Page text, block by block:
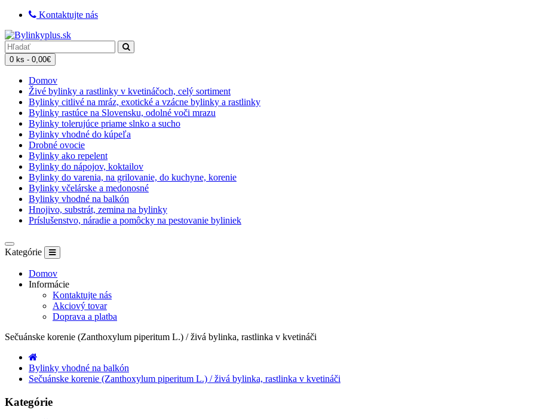
Kontaktujte nás
0 ks - 0,00€
Domov
Živé bylinky a rastlinky v kvetináčoch, celý sortiment
Bylinky citlivé na mráz, exotické a vzácne bylinky a rastlinky
Bylinky rastúce na Slovensku, odolné voči mrazu
Bylinky tolerujúce priame slnko a sucho
Bylinky vhodné do kúpeľa
Drobné ovocie
Bylinky ako repelent
Bylinky do nápojov, koktailov
Bylinky do varenia, na grilovanie, do kuchyne, korenie
Bylinky včelárske a medonosné
Bylinky vhodné na balkón
Hnojivo, substrát, zemina na bylinky
Príslušenstvo, náradie a pomôcky na pestovanie byliniek
Kategórie
Domov
Informácie
Kontaktujte nás
Akciový tovar
Doprava a platba
Sečuánske korenie (Zanthoxylum piperitum L.) / živá bylinka, rastlinka v kvetináči
Bylinky vhodné na balkón
Sečuánske korenie (Zanthoxylum piperitum L.) / živá bylinka, rastlinka v kvetináči
Kategórie